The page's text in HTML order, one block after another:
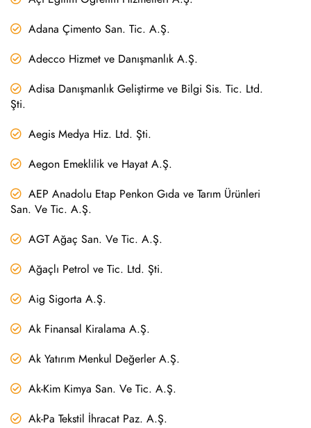
Adana Çimento San. Tic. A.Ş.
Adecco Hizmet ve Danışmanlık A.Ş.
Adisa Danışmanlık Geliştirme ve Bilgi Sis. Tic. Ltd.
Şti.
Aegis Medya Hiz. Ltd. Şti.
Aegon Emeklilik ve Hayat A.Ş.
AEP Anadolu Etap Penkon Gıda ve Tarım Ürünleri
San. Ve Tic. A.Ş.
AGT Ağaç San. Ve Tic. A.Ş.
Ağaçlı Petrol ve Tic. Ltd. Şti.
Aig Sigorta A.Ş.
Ak Finansal Kiralama A.Ş.
Ak Yatırım Menkul Değerler A.Ş.
Ak-Kim Kimya San. Ve Tic. A.Ş.
Ak-Pa Tekstil İhracat Paz. A.Ş.